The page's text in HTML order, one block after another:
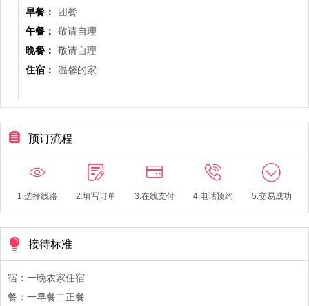
早餐：
团餐
午餐：
敬请自理
晚餐：
敬请自理
住宿：
温馨的家
预订流程
1.选择线路 2.填写订单 3.在线支付 4.电话预约 5.交易成功
接待标准
宿：一晚农家住宿
餐：一早餐二正餐